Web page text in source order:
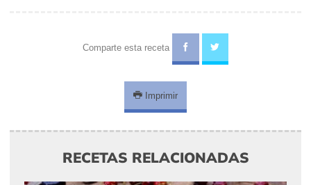
Comparte esta receta
Imprimir
RECETAS RELACIONADAS